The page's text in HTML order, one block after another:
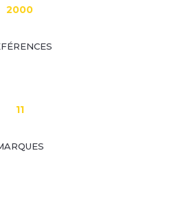
2000
11